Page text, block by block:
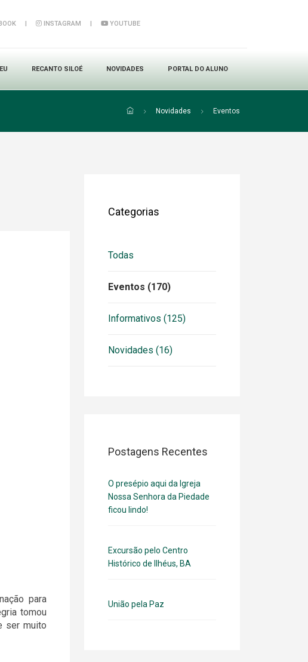
| INSTAGRAM | YOUTUBE
RECANTO SILOÉ NOVIDADES PORTAL DO ALUNO
Novidades Eventos
para
tomou
ser muito
Categorias
Todas
Eventos (170)
Informativos (125)
Novidades (16)
Postagens Recentes
O presépio aqui da Igreja
Nossa Senhora da Piedade
ficou lindo!
Excursão pelo Centro
Histórico de Ilhéus, BA
União pela Paz